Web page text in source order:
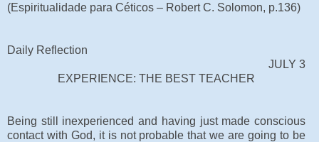
(Espiritualidade para Céticos – Robert C. Solomon, p.136)
Daily Reflection
JULY 3
EXPERIENCE: THE BEST TEACHER
Being still inexperienced and having just made conscious
contact with God, it is not probable that we are going to be